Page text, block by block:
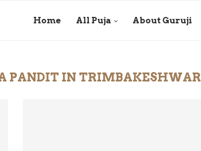
Home All Puja About Guruji
PANDIT IN TRIMBAKESHWAR